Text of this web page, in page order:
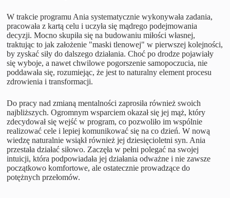
W trakcie programu Ania systematycznie wykonywała zadania,
pracowała z kartą celu i uczyła się mądrego podejmowania
decyzji. Mocno skupiła się na budowaniu miłości własnej,
traktując to jak założenie "maski tlenowej" w pierwszej kolejności,
by zyskać siły do dalszego działania. Choć po drodze pojawiały
się wyboje, a nawet chwilowe pogorszenie samopoczucia, nie
poddawała się, rozumiejąc, że jest to naturalny element procesu
zdrowienia i transformacji.
Do pracy nad zmianą mentalności zaprosiła również swoich
najbliższych. Ogromnym wsparciem okazał się jej mąż, który
zdecydował się wejść w program, co pozwoliło im wspólnie
realizować cele i lepiej komunikować się na co dzień. W nową
wiedzę naturalnie wsiąkł również jej dziesięcioletni syn. Ania
przestała działać siłowo. Zaczęła w pełni polegać na swojej
intuicji, która podpowiadała jej działania odważne i nie zawsze
początkowo komfortowe, ale ostatecznie prowadzące do
potężnych przełomów.